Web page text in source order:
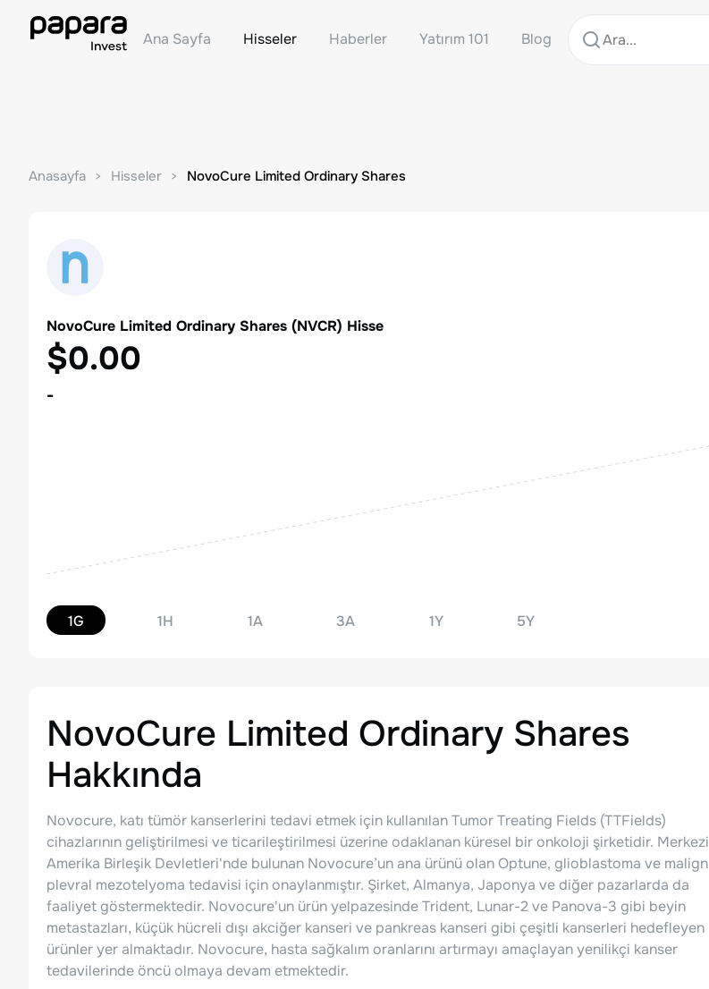
Ana Sayfa Hisseler Haberler Yatırım 101 Blog
Anasayfa Hisseler NovoCure Limited Ordinary Shares
NovoCure Limited Ordinary Shares (NVCR) Hisse
$0.00
-
1G 1H 1A 3A 1Y 5Y
NovoCure Limited Ordinary Shares
Hakkında
Novocure, katı tümör kanserlerini tedavi etmek için kullanılan Tumor Treating Fields (TTFields)
cihazlarının geliştirilmesi ve ticarileştirilmesi üzerine odaklanan küresel bir onkoloji şirketidir. Merkezi
Amerika Birleşik Devletleri'nde bulunan Novocure’un ana ürünü olan Optune, glioblastoma ve malign
plevral mezotelyoma tedavisi için onaylanmıştır. Şirket, Almanya, Japonya ve diğer pazarlarda da
faaliyet göstermektedir. Novocure'un ürün yelpazesinde Trident, Lunar-2 ve Panova-3 gibi beyin
metastazları, küçük hücreli dışı akciğer kanseri ve pankreas kanseri gibi çeşitli kanserleri hedefleyen
ürünler yer almaktadır. Novocure, hasta sağkalım oranlarını artırmayı amaçlayan yenilikçi kanser
tedavilerinde öncü olmaya devam etmektedir.